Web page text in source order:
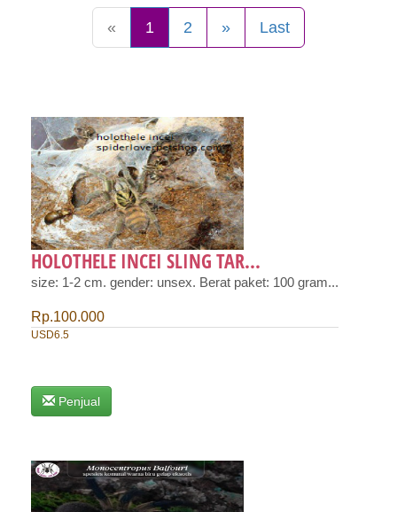
« 1 2 » Last
HOLOTHELE INCEI SLING TAR...
size: 1-2 cm. gender: unsex. Berat paket: 100 gram...
Rp.100.000
USD6.5
Penjual